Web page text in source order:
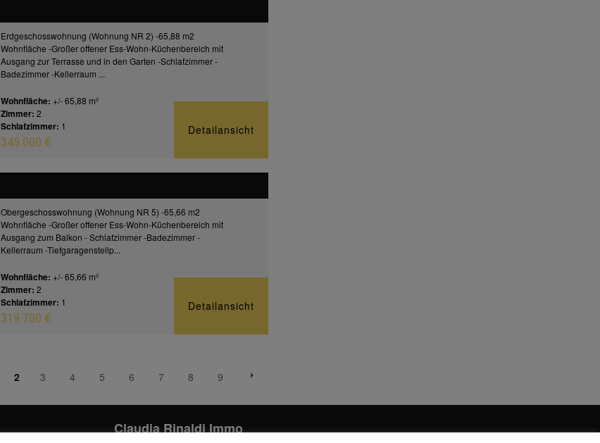
Erdgeschosswohnung (Wohnung NR 2) -65,88 m2
Wohnfläche -Großer offener Ess-Wohn-Küchenbereich mit
Ausgang zur Terrasse und in den Garten -Schlafzimmer -
Badezimmer -Kellerraum ...
Wohnfläche: +/- 65,88 m²
Zimmer:2
Schlafzimmer: 1
349.000 €
Detailansicht
Obergeschosswohnung (Wohnung NR 5) -65,66 m2
Wohnfläche -Großer offener Ess-Wohn-Küchenbereich mit
Ausgang zum Balkon - Schlafzimmer -Badezimmer -
Kellerraum -Tiefgaragenstellp...
Wohnfläche: +/- 65,66 m²
Zimmer:2
Schlafzimmer: 1
319.700 €
Detailansicht
2 3 4 5 6 7 8 9
Claudia Rinaldi Immo